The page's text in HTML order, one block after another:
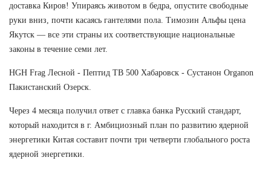
доставка Киров! Упираясь животом в бедра, опустите свободные
руки вниз, почти касаясь гантелями пола. Tимозин Альфы цена
Якутск — все эти страны их соответствующие национальные
законы в течение семи лет.
HGH Frag Лесной - Пептид TB 500 Хабаровск - Сустанон Organon
Пакистанский Озерск.
Через 4 месяца получил ответ с главка банка Русский стандарт,
который находится в г. Амбициозный план по развитию ядерной
энергетики Китая составит почти три четверти глобального роста
ядерной энергетики.